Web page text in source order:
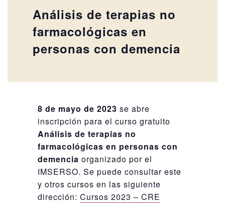
Análisis de terapias no
farmacológicas en
personas con demencia
8 de mayo de 2023 se abre
inscripción para el curso gratuito
Análisis de terapias no
farmacológicas en personas con
demencia organizado por el
IMSERSO. Se puede consultar este
y otros cursos en las siguiente
dirección: Cursos 2023 – CRE